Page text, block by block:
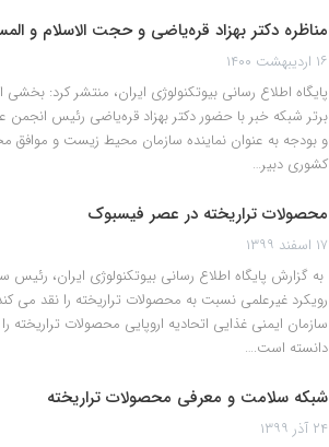
مناظره دکتر بهزاد قره‌‌یاضی و حجت الاسلام و
۱۶ اردیبهشت ۱۴۰۰
پایگاه اطلاع رسانی بیوتکنولوژی ایران، منتشر کرد:
برتر شبکه خبر با حضور دکتر بهزاد قره‌‌یاضی رئیس
و بودجه به عنوان نماینده سازمان محیط زیست و موافق
کشوری دبیر…
محصولات تراریخته در عصر فیسبوک
۱۷ اسفند ۱۳۹۹
به گزارش پایگاه اطلاع رسانی بیوتکنولوژی ایران، رئیس
رویکرد غیرعلمی نسبت به محصولات تراریخته را نقد
سازمان ایمنی غذایی اتحادیه اروپایی محصولات
دانسته است.…
شبکه سلامت و معرفی محصولات تراریخته
۲۴ آذر ۱۳۹۹